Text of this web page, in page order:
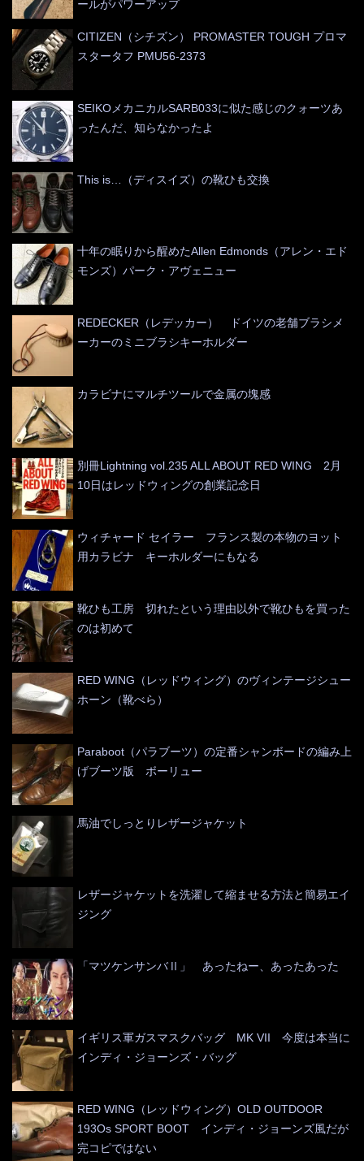
ールがパワーアップ
CITIZEN（シチズン） PROMASTER TOUGH プロマ
スタータフ PMU56-2373
SEIKOメカニカルSARB033に似た感じのクォーツあ
ったんだ、知らなかったよ
This is…（ディスイズ）の靴ひも交換
十年の眠りから醒めたAllen Edmonds（アレン・エド
モンズ）パーク・アヴェニュー
REDECKER（レデッカー） ドイツの老舗ブラシメ
ーカーのミニブラシキーホルダー
カラビナにマルチツールで金属の塊感
別冊Lightning vol.235 ALL ABOUT RED WING 2月
10日はレッドウィングの創業記念日
ウィチャード セイラー フランス製の本物のヨット
用カラビナ キーホルダーにもなる
靴ひも工房 切れたという理由以外で靴ひもを買った
のは初めて
RED WING（レッドウィング）のヴィンテージシュー
ホーン（靴べら）
Paraboot（パラブーツ）の定番シャンボードの編み上
げブーツ版 ボーリュー
馬油でしっとりレザージャケット
レザージャケットを洗濯して縮ませる方法と簡易エイ
ジング
「マツケンサンバⅡ」 あったねー、あったあった
イギリス軍ガスマスクバッグ MK VII 今度は本当に
インディ・ジョーンズ・バッグ
RED WING（レッドウィング）OLD OUTDOOR
193Os SPORT BOOT インディ・ジョーンズ風だが
完コピではない